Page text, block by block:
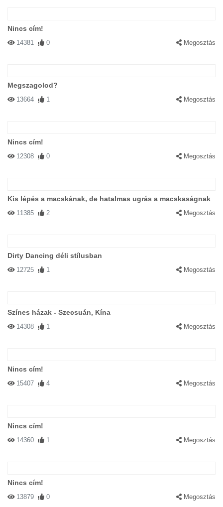
Nincs cím!
14381 0 Megosztás
Megszagolod?
13664 1 Megosztás
Nincs cím!
12308 0 Megosztás
Kis lépés a macskának, de hatalmas ugrás a macskaságnak
11385 2 Megosztás
Dirty Dancing déli stílusban
12725 1 Megosztás
Színes házak - Szecsuán, Kína
14308 1 Megosztás
Nincs cím!
15407 4 Megosztás
Nincs cím!
14360 1 Megosztás
Nincs cím!
13879 0 Megosztás